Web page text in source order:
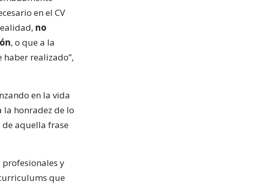
en el CV
no
, o que a la
realizado”,
en la vida
la honradez de lo
de aquella frase
y
que